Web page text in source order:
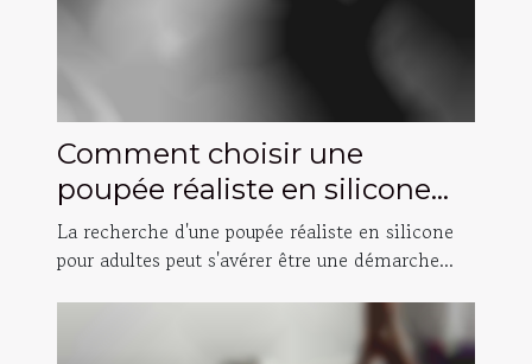
Comment choisir une
poupée réaliste en silicone
pour adultes
La recherche d'une poupée réaliste en silicone
pour adultes peut s'avérer être une démarche...